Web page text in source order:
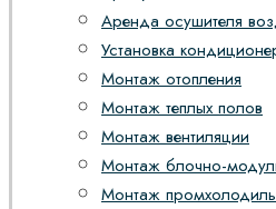
Аренда осушителя
Установка
Монтаж отопления
Монтаж теплых полов
Монтаж вентиляции
Монтаж блочно-
Монтаж